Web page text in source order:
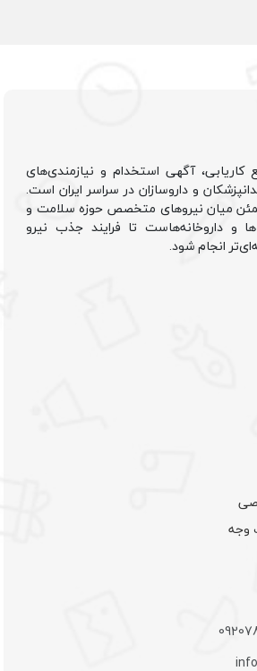
آگهی استخدام و نیازمندی‌های
و داروسازان در سراسر ایران است.
میان نیروهای متخصص حوزه سلامت و
و داروخانه‌هاست تا فرایند جذب نیرو
انجام شود.
وجه